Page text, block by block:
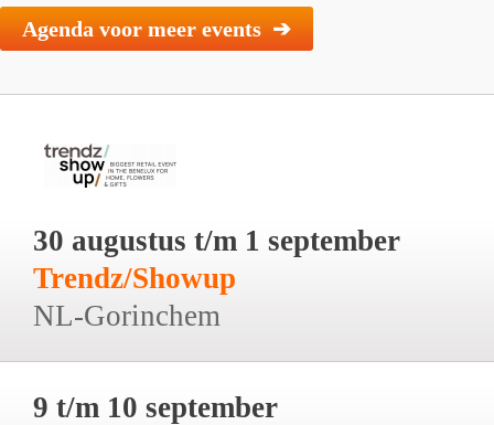
Agenda voor meer events ➔
30 augustus t/m 1 september
Trendz/Showup
NL-Gorinchem
9 t/m 10 september